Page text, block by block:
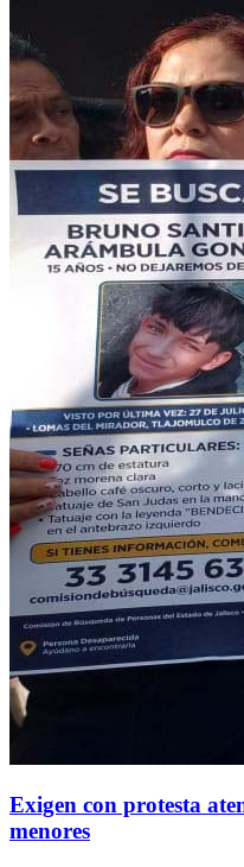
Exigen con protesta
menores